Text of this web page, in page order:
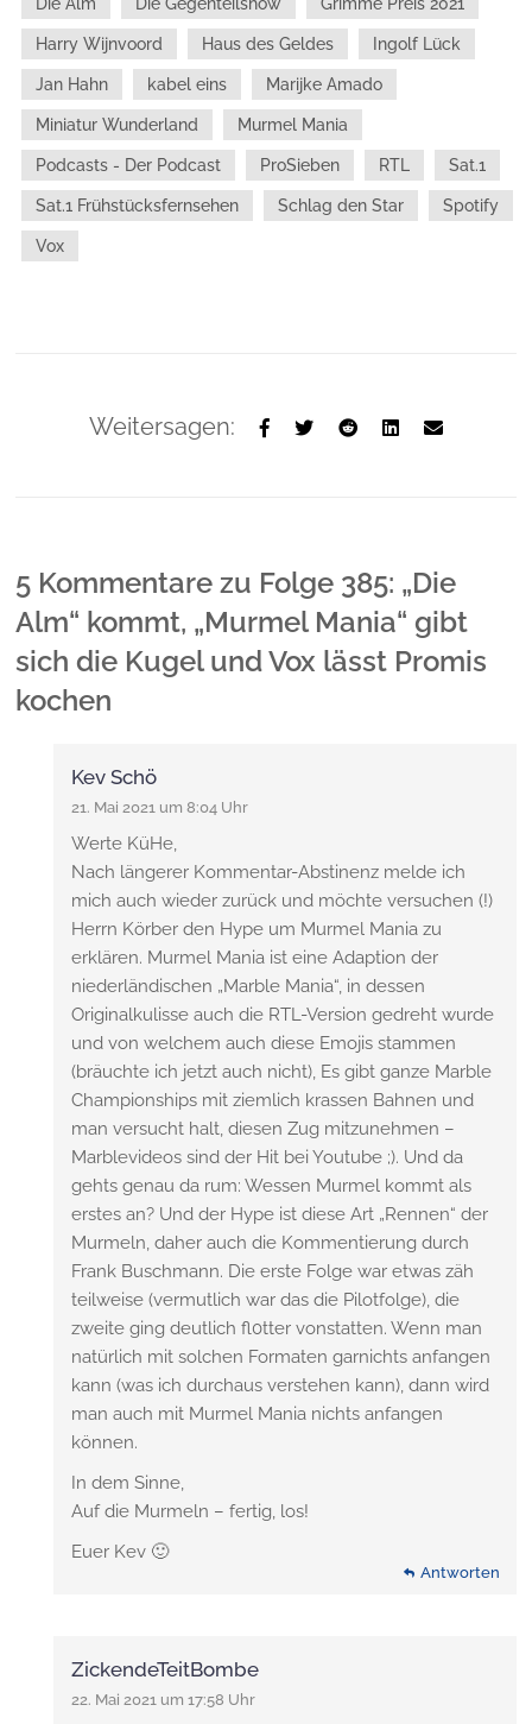
Harry Wijnvoord Haus des Geldes Ingolf Lück
Jan Hahn kabel eins Marijke Amado
Miniatur Wunderland Murmel Mania
Podcasts - Der Podcast ProSieben RTL Sat.1
Sat.1 Frühstücksfernsehen Schlag den Star Spotify
Vox
Weitersagen:
5 Kommentare zu Folge 385: „Die
Alm“ kommt, „Murmel Mania“ gibt
sich die Kugel und Vox lässt Promis
kochen
Kev Schö
21. Mai 2021 um 8:04 Uhr
Werte KüHe,
Nach längerer Kommentar-Abstinenz melde ich
mich auch wieder zurück und möchte versuchen (!)
Herrn Körber den Hype um Murmel Mania zu
erklären. Murmel Mania ist eine Adaption der
niederländischen „Marble Mania“, in dessen
Originalkulisse auch die RTL-Version gedreht wurde
und von welchem auch diese Emojis stammen
(bräuchte ich jetzt auch nicht), Es gibt ganze Marble
Championships mit ziemlich krassen Bahnen und
man versucht halt, diesen Zug mitzunehmen –
Marblevideos sind der Hit bei Youtube ;). Und da
gehts genau da rum: Wessen Murmel kommt als
erstes an? Und der Hype ist diese Art „Rennen“ der
Murmeln, daher auch die Kommentierung durch
Frank Buschmann. Die erste Folge war etwas zäh
teilweise (vermutlich war das die Pilotfolge), die
zweite ging deutlich fl0tter vonstatten. Wenn man
natürlich mit solchen Formaten garnichts anfangen
kann (was ich durchaus verstehen kann), dann wird
man auch mit Murmel Mania nichts anfangen
können.
In dem Sinne,
Auf die Murmeln – fertig, los!
Euer Kev 🙂
Antworten
ZickendeTeitBombe
22. Mai 2021 um 17:58 Uhr